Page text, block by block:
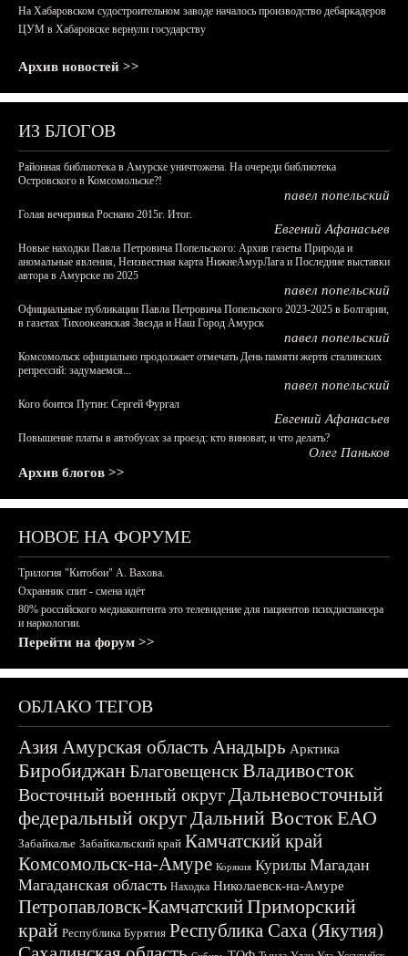
На Хабаровском судостроительном заводе началось производство дебаркадеров
ЦУМ в Хабаровске вернули государству
Архив новостей >>
ИЗ БЛОГОВ
Районная библиотека в Амурске уничтожена. На очереди библиотека
Островского в Комсомольске?!
павел попельский
Голая вечеринка Роснано 2015г. Итог.
Евгений Афанасьев
Новые находки Павла Петровича Попельского: Архив газеты Природа и
аномальные явления, Неизвестная карта НижнеАмурЛага и Последние выставки
автора в Амурске по 2025
павел попельский
Официальные публикации Павла Петровича Попельского 2023-2025 в Болгарии,
в газетах Тихоокеанская Звезда и Наш Город Амурск
павел попельский
Комсомольск официально продолжает отмечать День памяти жертв сталинских
репрессий: задумаемся...
павел попельский
Кого боится Путин: Сергей Фургал
Евгений Афанасьев
Повышение платы в автобусах за проезд: кто виноват, и что делать?
Олег Паньков
Архив блогов >>
НОВОЕ НА ФОРУМЕ
Трилогия "Китобои" А. Вахова.
Охранник спит - смена идёт
80% российского медиаконтента это телевидение для пациентов психдиспансера
и наркологии.
Перейти на форум >>
ОБЛАКО ТЕГОВ
АзияАмурская область Анадырь Арктика
БиробиджанБлаговещенскВладивосток
Восточный военный округДальневосточный
федеральный округДальний ВостокЕАО
Забайкалье Забайкальский край Камчатский край
Комсомольск-на-Амуре Корякия Курилы Магадан
Магаданская область Находка Николаевск-на-Амуре
Петропавловск-КамчатскийПриморский
край Республика Бурятия Республика Саха (Якутия)